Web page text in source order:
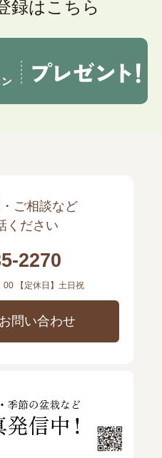
録はこちら
ご相談など
ください
2270
00 【定休日】土日祝
問い合わせ